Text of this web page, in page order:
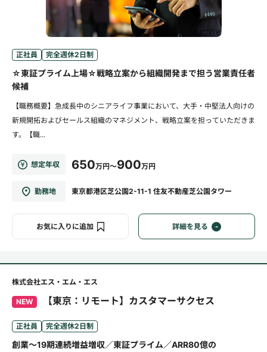
正社員 完全週休2日制
☆東証プライム上場☆戦略立案から組織開発まで担う営業責任者
候補
【職務概要】急成長中のシニアライフ事業において、大手・中堅法人向けの
新規開拓およびセールス組織のマネジメント、戦略立案を担っていただきま
す。【職...
想定年収 650万円～900万円
勤務地 東京都港区芝公園2-11-1 住友不動産芝公園タワー
お気に入りに追加 詳細を見る
株式会社エス・エム・エス
NEW 【東京：リモート】カスタマーサクセス
正社員 完全週休2日制
創業～19期連続増益増収／東証プライム／ARR80億の